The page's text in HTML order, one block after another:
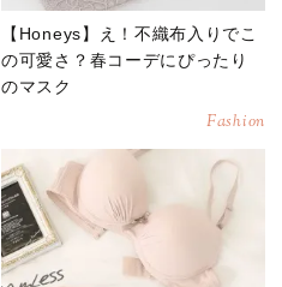
【Honeys】え！不織布入りでこ
の可愛さ？春コーデにぴったり
のマスク
Fashion